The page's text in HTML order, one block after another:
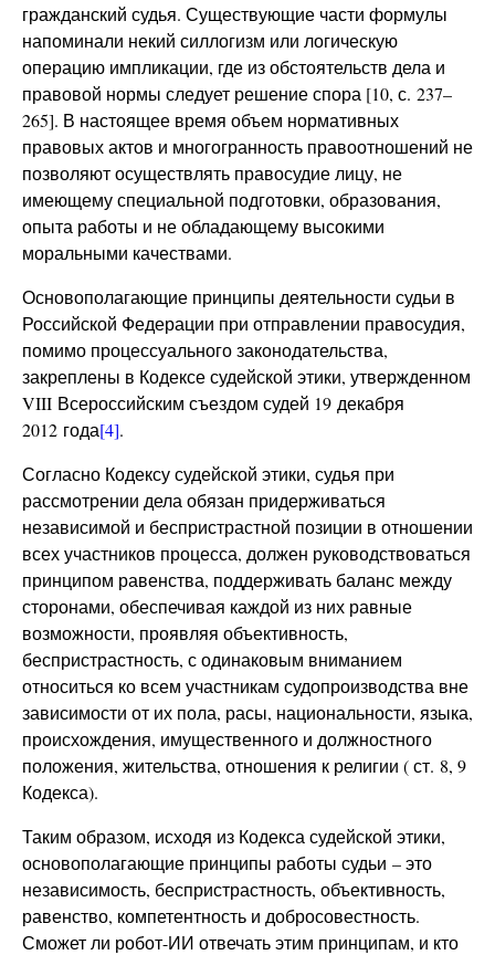
гражданский судья. Существующие части формулы
напоминали некий силлогизм или логическую
операцию импликации, где из обстоятельств дела и
правовой нормы следует решение спора [10, с. 237–
265]. В настоящее время объем нормативных
правовых актов и многогранность правоотношений не
позволяют осуществлять правосудие лицу, не
имеющему специальной подготовки, образования,
опыта работы и не обладающему высокими
моральными качествами.
Основополагающие принципы деятельности судьи в
Российской Федерации при отправлении правосудия,
помимо процессуального законодательства,
закреплены в Кодексе судейской этики, утвержденном
VIII Всероссийским съездом судей 19 декабря
2012 года[4].
Согласно Кодексу судейской этики, судья при
рассмотрении дела обязан придерживаться
независимой и беспристрастной позиции в отношении
всех участников процесса, должен руководствоваться
принципом равенства, поддерживать баланс между
сторонами, обеспечивая каждой из них равные
возможности, проявляя объективность,
беспристрастность, с одинаковым вниманием
относиться ко всем участникам судопроизводства вне
зависимости от их пола, расы, национальности, языка,
происхождения, имущественного и должностного
положения, жительства, отношения к религии ( ст. 8, 9
Кодекса).
Таким образом, исходя из Кодекса судейской этики,
основополагающие принципы работы судьи – это
независимость, беспристрастность, объективность,
равенство, компетентность и добросовестность.
Сможет ли робот-ИИ отвечать этим принципам, и кто